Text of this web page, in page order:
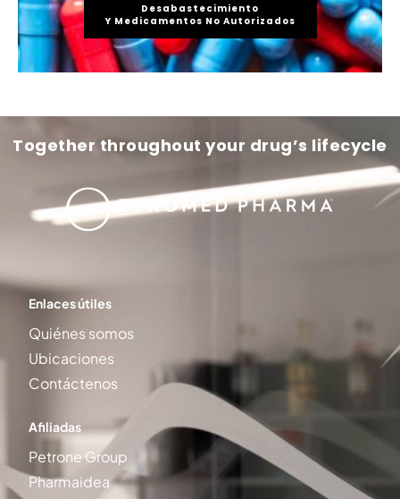
Desabastecimiento
Y Medicamentos No Autorizados
Together throughout your drug’s lifecycle
Enlaces útiles
Quiénes somos
Ubicaciones
Contáctenos
Afiliadas
Petrone Group
Pharmaidea